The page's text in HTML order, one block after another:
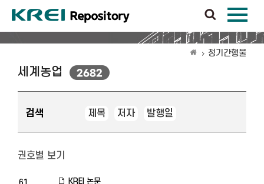
정기간행물
세계농업 2682
검색 제목 저자 발행일
권호별 보기
KREI 논문